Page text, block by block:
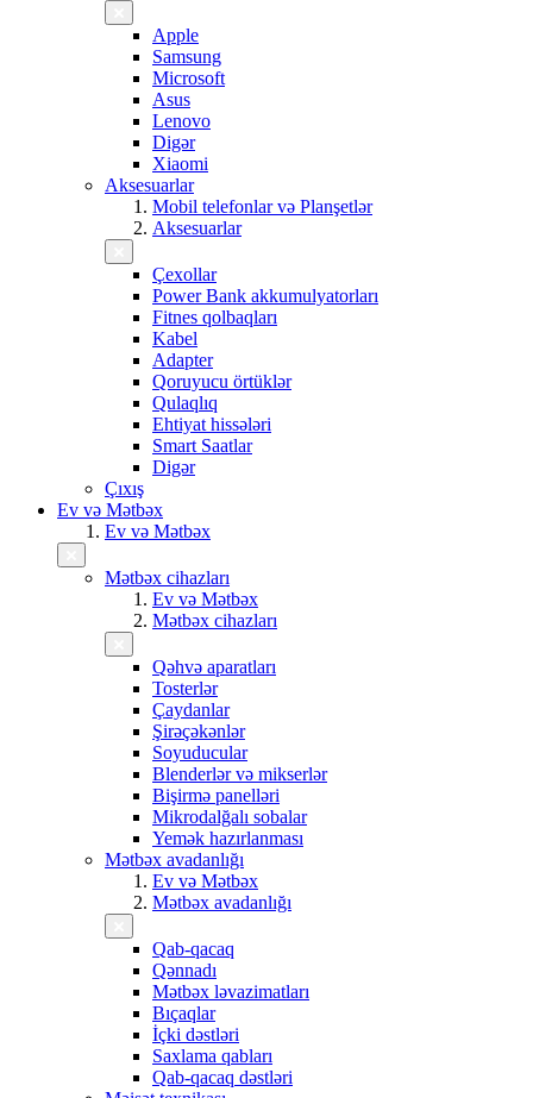
Apple
Samsung
Microsoft
Asus
Lenovo
Digər
Xiaomi
Aksesuarlar
Mobil telefonlar və Planşetlər
Aksesuarlar
Çexollar
Power Bank akkumulyatorları
Fitnes qolbaqları
Kabel
Adapter
Qoruyucu örtüklər
Qulaqlıq
Ehtiyat hissələri
Smart Saatlar
Digər
Çıxış
Ev və Mətbəx
Ev və Mətbəx
Mətbəx cihazları
Ev və Mətbəx
Mətbəx cihazları
Qəhvə aparatları
Tosterlər
Çaydanlar
Şirəçəkənlər
Soyuducular
Blenderlər və mikserlər
Bişirmə panelləri
Mikrodalğalı sobalar
Yemək hazırlanması
Mətbəx avadanlığı
Ev və Mətbəx
Mətbəx avadanlığı
Qab-qacaq
Qənnadı
Mətbəx ləvazimatları
Bıçaqlar
İçki dəstləri
Saxlama qabları
Qab-qacaq dəstləri